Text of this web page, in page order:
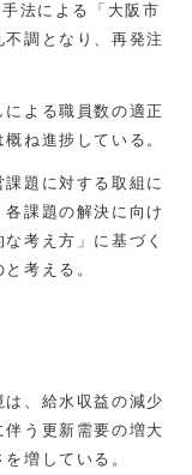
法による「大阪市
調となり、再発注
よる職員数の適正
ね進捗している。
題に対する取組に
課題の解決に向け
考え方」に基づく
考える。
、給水収益の減少
う更新需要の増大
増している。